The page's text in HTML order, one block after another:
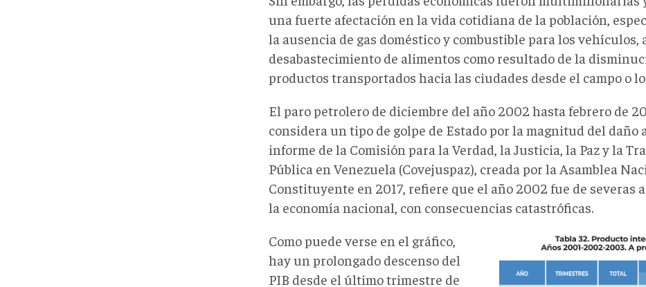
una fuerte afectación en la vida cotidiana de la población,
la ausencia de gas doméstico y combustible para los vehículos,
desabastecimiento de alimentos como resultado de la
productos transportados hacia las ciudades desde el campo o
El paro petrolero de diciembre del año 2002 hasta febrero de
considera un tipo de golpe de Estado por la magnitud del daño
informe de la Comisión para la Verdad, la Justicia, la Paz y la
Pública en Venezuela (Covejuspaz), creada por la Asamblea
Constituyente en 2017, refiere que el año 2002 fue de severas
la economía nacional, con consecuencias catastróficas.
Captura
desde
2026-
Como puede verse en el gráfico,
hay un prolongado descenso del
PIB desde el último trimestre de